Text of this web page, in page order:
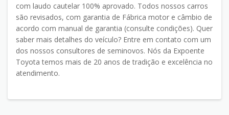
com laudo cautelar 100% aprovado. Todos nossos carros
são revisados, com garantia de Fábrica motor e câmbio de
acordo com manual de garantia (consulte condições). Quer
saber mais detalhes do veículo? Entre em contato com um
dos nossos consultores de seminovos. Nós da Expoente
Toyota temos mais de 20 anos de tradição e excelência no
atendimento.